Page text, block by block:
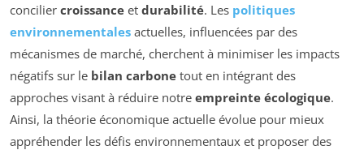
concilier croissance et durabilité. Les politiques
environnementales actuelles, influencées par des
mécanismes de marché, cherchent à minimiser les impacts
négatifs sur le bilan carbone tout en intégrant des
approches visant à réduire notre empreinte écologique.
Ainsi, la théorie économique actuelle évolue pour mieux
appréhender les défis environnementaux et proposer des